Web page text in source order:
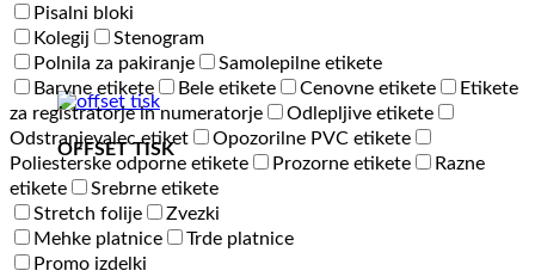
OFFSET TISK
Pisalni bloki
Kolegij
Stenogram
Polnila za pakiranje
Samolepilne etikete
Barvne etikete
Bele etikete Cenovne etikete
Etikete
za registratorje in numeratorje
Odlepljive etikete
Odstranjevalec etiket
Opozorilne PVC etikete
Poliesterske odporne etikete
Prozorne etikete
Razne
etikete
Srebrne etikete
Stretch folije
Zvezki
Mehke platnice
Trde platnice
Promo izdelki